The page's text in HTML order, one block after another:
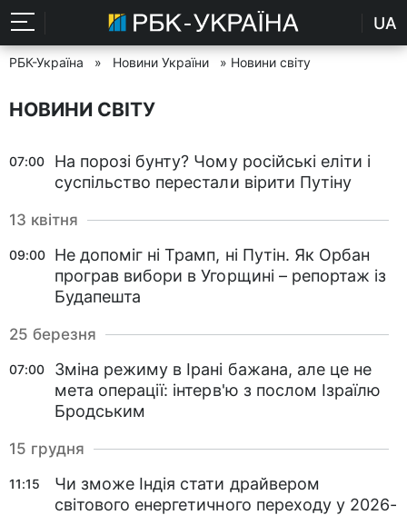
UA
РБК-Україна » Новини України » Новини світу
НОВИНИ СВІТУ
07:00
На порозі бунту? Чому російські еліти і
суспільство перестали вірити Путіну
13 квітня
09:00
Не допоміг ні Трамп, ні Путін. Як Орбан
програв вибори в Угорщині – репортаж із
Будапешта
25 березня
07:00
Зміна режиму в Ірані бажана, але це не
мета операції: інтерв'ю з послом Ізраїлю
Бродським
15 грудня
11:15
Чи зможе Індія стати драйвером
світового енергетичного переходу у 2026-